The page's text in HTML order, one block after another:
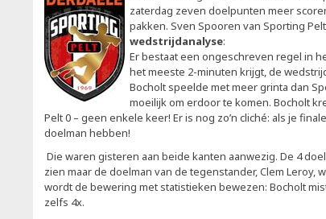
zaterdag zeven doelpunten meer
pakken. Sven Spooren van Sporting
wedstrijdanalyse:
Er bestaat een ongeschreven regel in
het meeste 2-minuten krijgt, de
Bocholt speelde met meer grinta dan
moeilijk om erdoor te komen. Bocholt
Pelt 0 – geen enkele keer! Er is nog zo’n cliché: als je
doelman hebben!
Die waren gisteren aan beide kanten aanwezig. De 4
zien maar de doelman van de tegenstander, Clem Leroy,
wordt de bewering met statistieken bewezen: Bocholt
zelfs 4x.